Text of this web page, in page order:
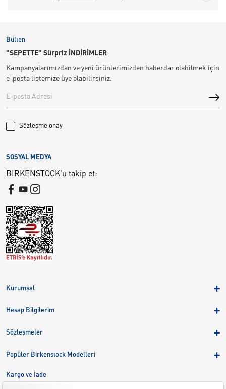
Bülten
"SEPETTE" Sürpriz İNDİRİMLER
Kampanyalarımızdan ve yeni ürünlerimizden haberdar olabilmek için
e-posta listemize üye olabilirsiniz.
Sözleşme onay
Kurumsal
Birkenstock Group
Kariyer
Hesap Bilgilerim
Sipariş Takibi
Sözleşmeler
Kargo ve İade
Popüler Birkenstock Modelleri
Kargo ve İade
SOSYAL MEDYA
BIRKENSTOCK'u takip et: